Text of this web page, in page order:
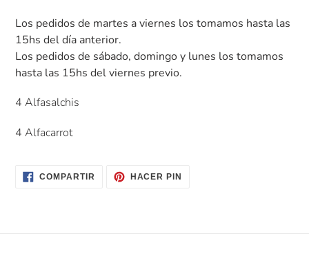
el
producto
a
tu
de
Los pedidos de martes a viernes los tomamos hasta las
15hs del día anterior.
Los pedidos de sábado, domingo y lunes los tomamos
hasta las 15hs del viernes previo.
4 Alfasalchis
4 Alfacarrot
COMPARTIR COMPARTIR
EN
HACER PIN